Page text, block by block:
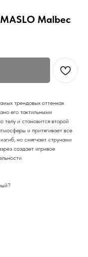
Malbec
трендовых оттенках
его тактильными
телу и становится второй
и притягивает все
но смягчает струнами
создает игривое